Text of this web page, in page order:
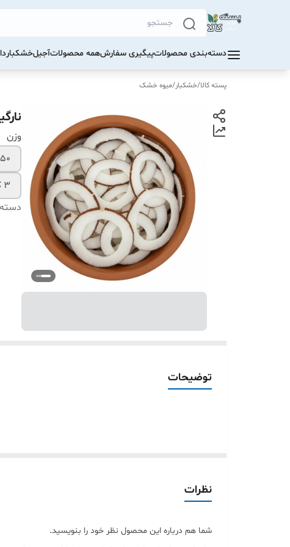
دسته‌بندی محصولاتپیگیری سفارشهمه محصولاتآجیلخشکبار
پسته کالا/خشکبار/میوه خشک
وزن
50 گرم
3 کیلوگرم (تخفیف خرید عمده)
توضیحات
نظرات
شما هم درباره این محصول نظر خود را بنویسید.